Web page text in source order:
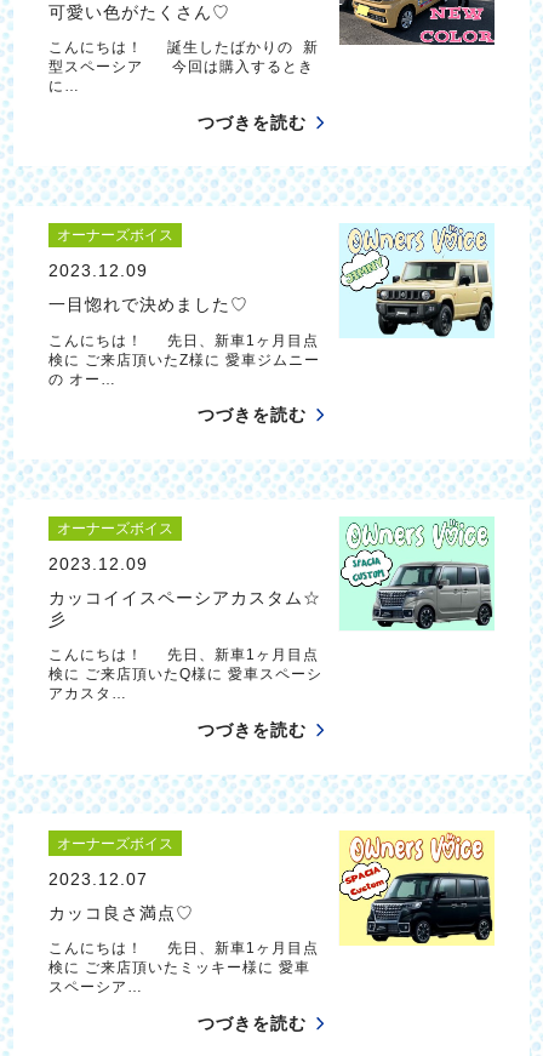
可愛い色がたくさん♡
こんにちは！ 誕生したばかりの 新
型スペーシア 今回は購入するとき
に…
つづきを読む
オーナーズボイス
2023.12.09
一目惚れで決めました♡
こんにちは！ 先日、新車1ヶ月目点
検に ご来店頂いたZ様に 愛車ジムニー
の オー…
つづきを読む
オーナーズボイス
2023.12.09
カッコイイスペーシアカスタム☆
彡
こんにちは！ 先日、新車1ヶ月目点
検に ご来店頂いたQ様に 愛車スペーシ
アカスタ…
つづきを読む
オーナーズボイス
2023.12.07
カッコ良さ満点♡
こんにちは！ 先日、新車1ヶ月目点
検に ご来店頂いたミッキー様に 愛車
スペーシア…
つづきを読む